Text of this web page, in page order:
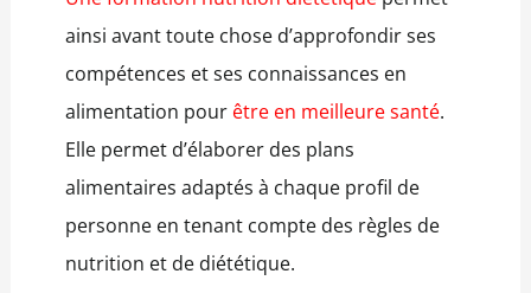
ainsi avant toute chose d’approfondir ses
compétences et ses connaissances en
alimentation pour être en meilleure santé.
Elle permet d’élaborer des plans
alimentaires adaptés à chaque profil de
personne en tenant compte des règles de
nutrition et de diététique.